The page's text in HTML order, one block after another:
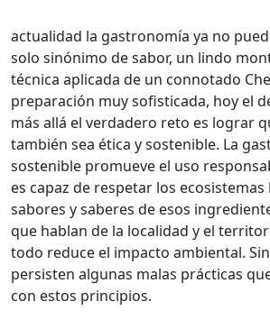
actualidad la gastronomía ya no
solo sinónimo de sabor, un lindo
técnica aplicada de un connotado
preparación muy sofisticada, hoy el
más allá el verdadero reto es lograr
también sea ética y sostenible. La
sostenible promueve el uso
es capaz de respetar los ecosistemas
sabores y saberes de esos
que hablan de la localidad y el
todo reduce el impacto ambiental.
persisten algunas malas prácticas
con estos principios.